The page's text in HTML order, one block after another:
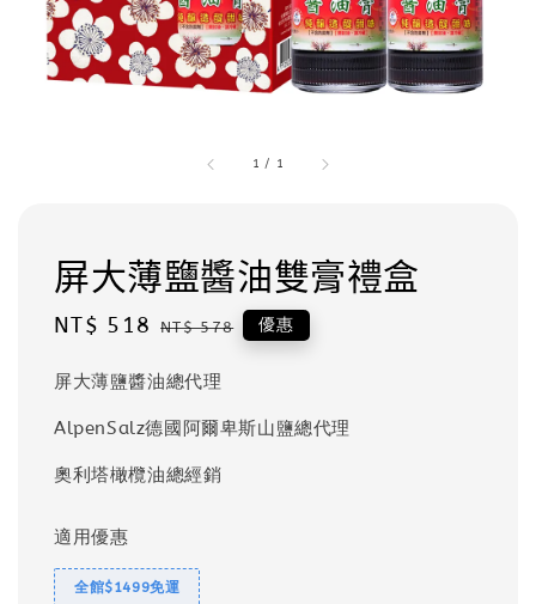
1 / 1
屏大薄鹽醬油雙膏禮盒
Sale
NT$ 518 Regular
NT$ 578 優惠
屏大薄鹽醬油總代理
AlpenSalz德國阿爾卑斯山鹽總代理
奧利塔橄欖油總經銷
適用優惠
全館$1499免運